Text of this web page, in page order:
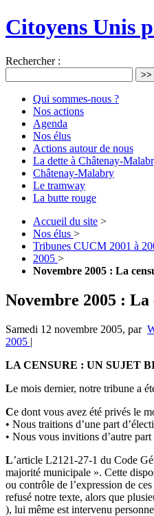
Citoyens Unis
Rechercher :
>>
Qui sommes-nous ?
Nos actions
Agenda
Nos élus
Actions autour de nous
La dette à Châtenay-
Châtenay-Malabry
Le tramway
La butte rouge
Accueil du site >
Nos élus >
Tribunes CUCM 2001 à
2005 >
Novembre 2005 : La
Novembre 2005 :
Samedi 12 novembre 2005, par
2005 |
LA CENSURE : UN SUJET
Le mois dernier, notre tribune a
Ce dont vous avez été privés le
• Nous traitions d’une part
• Nous vous invitions d’autre
L’article L2121-27-1 du Code
majorité municipale ». Cette
ou contrôle de l’expression de
refusé notre texte, alors que
), lui même est intervenu